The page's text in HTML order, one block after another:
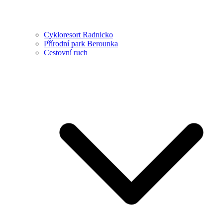
Cykloresort Radnicko
Přírodní park Berounka
Cestovní ruch